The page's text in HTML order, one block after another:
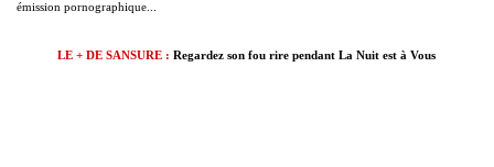
émission pornographique...
LE + DE SANSURE : Regardez son fou rire pendant La Nuit est à Vous